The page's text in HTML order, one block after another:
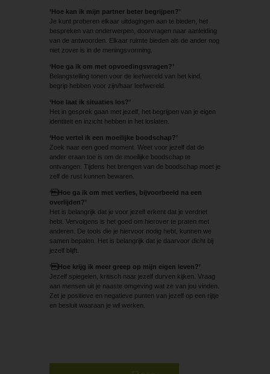
‘Hoe kan ik mijn partner beter begrijpen?’
Je kunt proberen elkaar uitdagingen aan te bieden, het
bespreken van ­onderwerpen, doorvragen naar aanleiding
van de antwoorden. Elkaar ruimte bieden als de ander nog
niet zover is in de meningsvorming.
‘Hoe ga ik om met opvoedingsvragen?’
Belangstelling tonen voor de leefwereld van het kind,
begrip hebben voor zijn/haar leefwereld.
‘Hoe laat ik situaties los?’
Het in gesprek gaan met jezelf, het begrijpen van je eigen
identiteit en inzicht hebben in het loslaten.
‘Hoe vertel ik een moeilijke boodschap?’
Zoek naar een goed moment. Weet voor jezelf dat de
ander eraan toe is om de moeilijke boodschap te
ontvangen. Tijdens het brengen van de boodschap moet je
zelf de rust kunnen bewaren.
‘Hoe ga ik om met verlies, bijvoorbeeld na een
overlijden?’
Het is belangrijk dat je voor jezelf erkent dat je verdriet
hebt. Vervolgens is het goed om hierover te praten met
anderen. De tools die je hiervoor ­nodig hebt, kunnen we
samen bepalen. Het is belangrijk dat je daarvoor dicht bij
jezelf blijft.
‘Hoe krijg ik meer greep op mijn eigen leven?’
Jezelf spiegelen, kritisch naar jezelf durven kijken. Vraag
aan mensen uit je naaste omgeving wat ze van jou vinden.
Zet je positieve en negatieve punten van jezelf op een rijtje
en besluit waaraan je wil werken.